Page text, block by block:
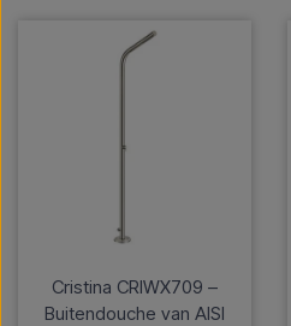
Cristina CRIWX709 –
Buitendouche van AISI